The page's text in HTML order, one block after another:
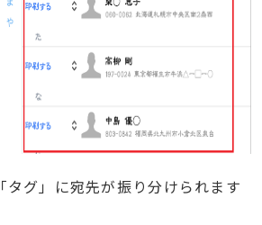
タグ」に宛先が振り分けられます